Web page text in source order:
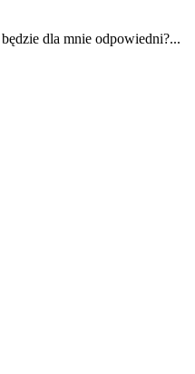
dla mnie odpowiedni?...